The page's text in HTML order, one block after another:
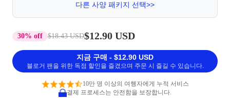
다른 사양 패키지 선택>>
30% off $18.43 USD$12.90 USD
지금 구매 - $12.90 USD
블로거 팬을 위한 독점 할인을 즐겼으며 주문 시 즐길 수 있습니다.
10만 명 이상의 여행자에게 누적 서비스
결제 프로세스는 안전함을 보장합니다.